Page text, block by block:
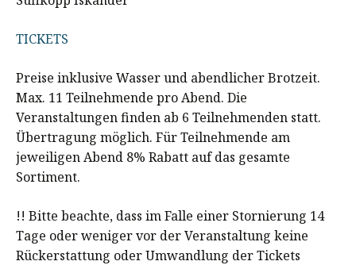
TICKETS
Preise inklusive Wasser und abendlicher Brotzeit.
Max. 11 Teilnehmende pro Abend. Die
Veranstaltungen finden ab 6 Teilnehmenden statt.
Übertragung möglich. Für Teilnehmende am
jeweiligen Abend 8% Rabatt auf das gesamte
Sortiment.
!! Bitte beachte, dass im Falle einer Stornierung 14
Tage oder weniger vor der Veranstaltung keine
Rückerstattung oder Umwandlung der Tickets